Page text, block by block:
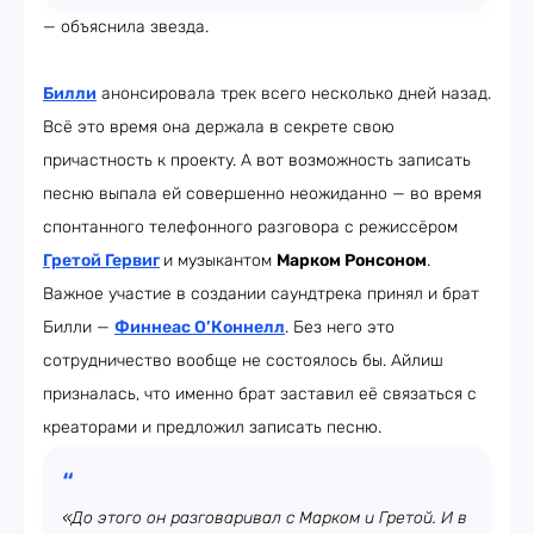
— объяснила звезда.
Билли анонсировала трек всего несколько дней назад.
Всё это время она держала в секрете свою
причастность к проекту. А вот возможность записать
песню выпала ей совершенно неожиданно — во время
спонтанного телефонного разговора с режиссёром
Гретой Гервиг и музыкантом Марком Ронсоном.
Важное участие в создании саундтрека принял и брат
Билли — Финнеас О’Коннелл. Без него это
сотрудничество вообще не состоялось бы. Айлиш
призналась, что именно брат заставил её связаться с
креаторами и предложил записать песню.
«До этого он разговаривал с Марком и Гретой. И в